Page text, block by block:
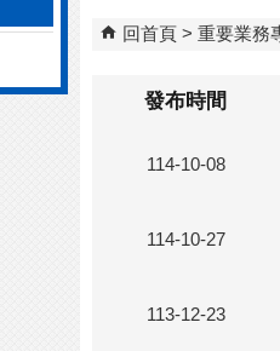
回首頁 重要業務
發布時間
114-10-08
114-10-27
113-12-23